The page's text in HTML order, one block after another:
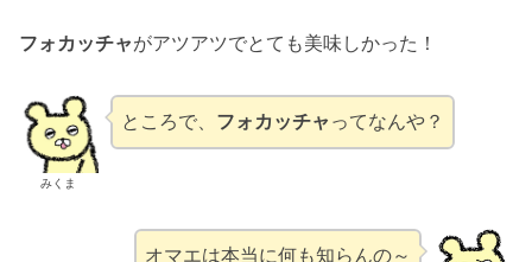
フォカッチャがアツアツでとても美味しかった！
みくま
ところで、 フォカッチャ ってなんや？
オマエは本当に何も知らんの～